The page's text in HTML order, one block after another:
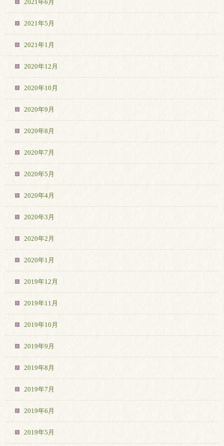
2021年6月
2021年5月
2021年1月
2020年12月
2020年10月
2020年9月
2020年8月
2020年7月
2020年5月
2020年4月
2020年3月
2020年2月
2020年1月
2019年12月
2019年11月
2019年10月
2019年9月
2019年8月
2019年7月
2019年6月
2019年5月